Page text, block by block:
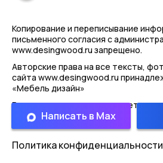
Копирование и переписывание
письменного согласия с
www.desingwood.ru запрещено.
Авторские права на все тексты,
сайта www.desingwood.ru
«Мебель дизайн»
Реальные изделия могут иметь
представленным на сайте!
Политика конфиденциальности
Написать в Max